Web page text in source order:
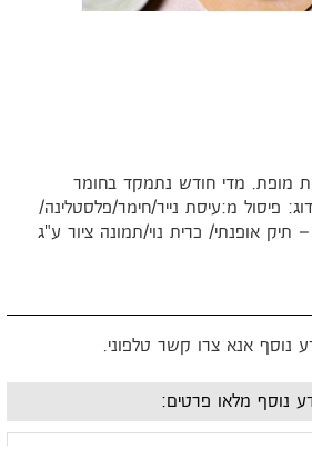
מופת. מדי חודש נתמקד בחומר
פיסול מ:עיסת נייר/חימר/פלסטלינה/
אופנתי/ כרית נוי/תמונה ציור ע"ג
נוסף אנא צרו קשר טלפוני.
נוסף מלאו פרטים: